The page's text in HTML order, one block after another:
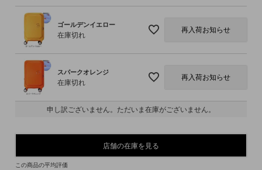
ゴールデンイエロー
在庫切れ
再入荷お知らせ
スパークオレンジ
在庫切れ
再入荷お知らせ
申し訳ございません。ただいま在庫がございません。
店舗の在庫を見る